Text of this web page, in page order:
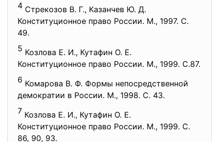
4 Стрекозов В. Г., Казанчев Ю. Д.
Конституционное право России. М., 1997. С.
49.
5 Козлова Е. И., Кутафин О. Е.
Конституционное право России. М., 1999. С.87.
6 Комарова В. Ф. Формы непосредственной
демократии в России. М., 1998. С. 43.
7 Козлова Е. И., Кутафин О. Е.
Конституционное право России. М., 1999. С.
86, 90, 93.